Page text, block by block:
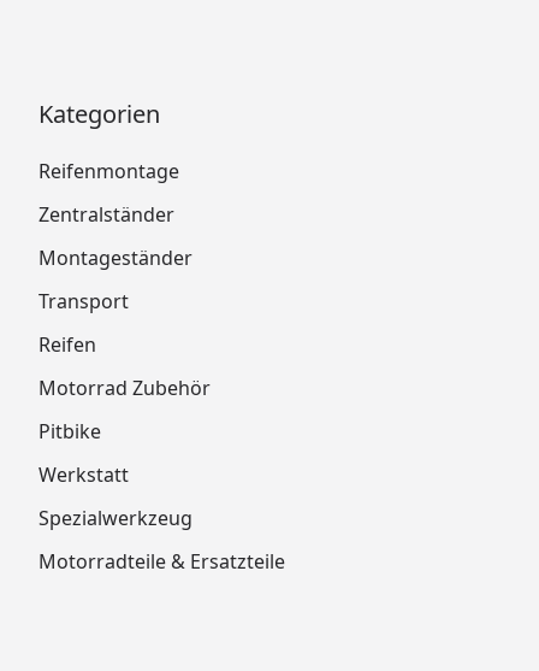
Kategorien
Reifenmontage
Zentralständer
Montageständer
Transport
Reifen
Motorrad Zubehör
Pitbike
Werkstatt
Spezialwerkzeug
Motorradteile & Ersatzteile